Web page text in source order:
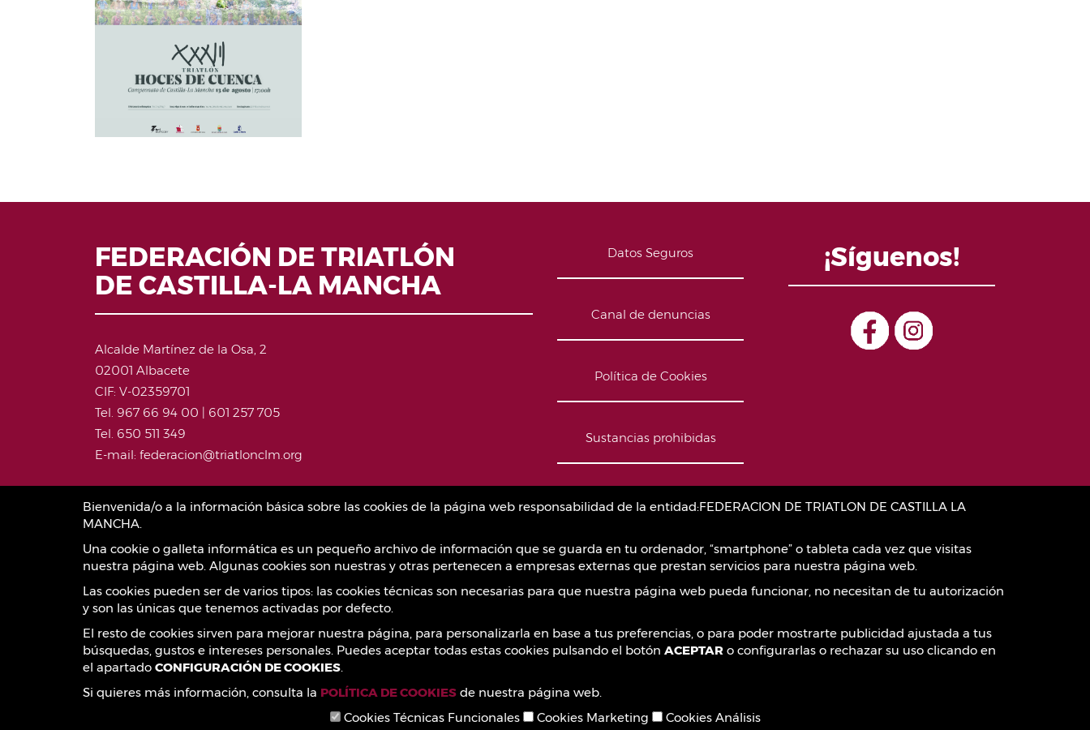
Bienvenida/o a la información básica sobre las cookies de la página web responsabilidad de la entidad:FEDERACION DE TRIATLON DE CASTILLA LA
MANCHA.
Una cookie o galleta informática es un pequeño archivo de información que se guarda en tu ordenador, “smartphone” o tableta cada vez que visitas
nuestra página web. Algunas cookies son nuestras y otras pertenecen a empresas externas que prestan servicios para nuestra página web.
Las cookies pueden ser de varios tipos: las cookies técnicas son necesarias para que nuestra página web pueda funcionar, no necesitan de tu autorización
y son las únicas que tenemos activadas por defecto.
El resto de cookies sirven para mejorar nuestra página, para personalizarla en base a tus preferencias, o para poder mostrarte publicidad ajustada a tus
búsquedas, gustos e intereses personales. Puedes aceptar todas estas cookies pulsando el botón ACEPTAR o configurarlas o rechazar su uso clicando en
el apartado CONFIGURACIÓN DE COOKIES.
Si quieres más información, consulta la POLÍTICA DE COOKIES de nuestra página web.
Cookies Técnicas Funcionales
Cookies Marketing Cookies Análisis
FEDERACIÓN DE TRIATLÓN
DE CASTILLA-LA MANCHA
Alcalde Martínez de la Osa, 2
02001 Albacete
CIF: V-02359701
Tel. 967 66 94 00 | 601 257 705
Tel. 650 511 349
E-mail: federacion@triatlonclm.org
Datos Seguros
Canal de denuncias
Política de Cookies
Sustancias prohibidas
Contacto
¡Síguenos!